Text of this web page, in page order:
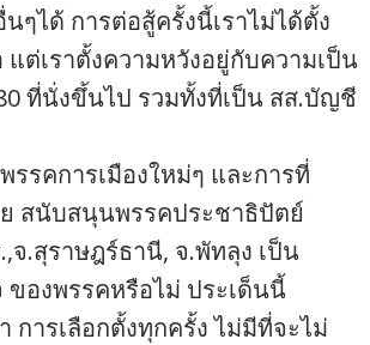
ๆได้ การต่อสู้ครั้งนี้เราไม่ได้ตั้ง
แต่เราตั้งความหวังอยู่กับความเป็น
ที่นั่งขึ้นไป รวมทั้งที่เป็น สส.บัญชี
รรคการเมืองใหม่ๆ และการที่
ย สนับสนุนพรรคประชาธิปัตย์
จ.สุราษฎร์ธานี, จ.พัทลุง เป็น
องพรรคหรือไม่ ประเด็นนี้
การเลือกตั้งทุกครั้ง ไม่มีที่จะไม่